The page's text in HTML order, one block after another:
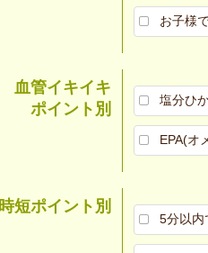
お子様
血管イキイキ
ポイント別
塩分ひ
EPA(オ
時短ポイント別
5分以内